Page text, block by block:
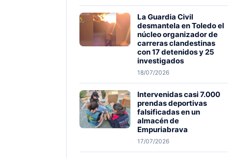
La Guardia Civil
desmantela en Toledo el
núcleo organizador de
carreras clandestinas
con 17 detenidos y 25
investigados
18/07/2026
Intervenidas casi 7.000
prendas deportivas
falsificadas en un
almacén de
Empuriabrava
17/07/2026